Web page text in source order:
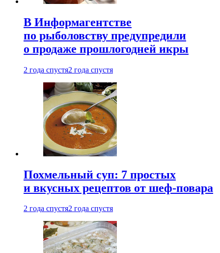
В Информагентстве
по рыболовству предупредили
о продаже прошлогодней икры
2 года спустя2 года спустя
Похмельный суп: 7 простых
и вкусных рецептов от шеф-повара
2 года спустя2 года спустя